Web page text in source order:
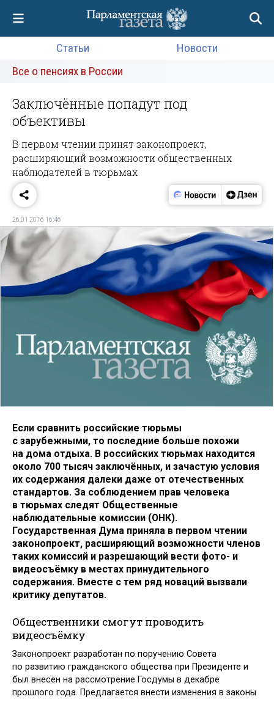
Статьи
Новости
Все о пенсиях в России
Заключённые попадут под
объективы
В первом чтении принят законопроект,
расширяющий возможности общественных
наблюдателей в тюрьмах
26.01.2016 16:46
Если сравнить российские тюрьмы
с зарубежными, то последние больше похожи
на дома отдыха. В российских тюрьмах находится
около 700 тысяч заключённых, и зачастую условия
их содержания далеки даже от отечественных
стандартов. За соблюдением прав человека
в тюрьмах следят Общественные
наблюдательные комиссии (ОНК).
Государственная Дума приняла в первом чтении
законопроект, расширяющий возможности членов
таких комиссий и разрешающий вести фото- и
видеосъёмку в местах принудительного
содержания. Вместе с тем ряд новаций вызвали
критику депутатов.
Общественники смогут проводить
видеосъёмку
Законопроект разработан по поручению Совета
по развитию гражданского общества при Президенте и
был внесён на рассмотрение Госдумы в декабре
прошлого года. Предлагается внести изменения в законы